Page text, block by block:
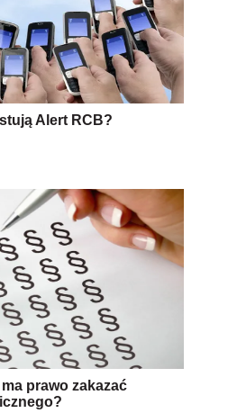
Alert RCB?
prawo zakazać